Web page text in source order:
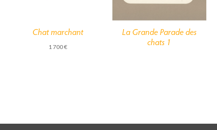
Chat marchant
1 700€
La Grande Parade des
chats 1